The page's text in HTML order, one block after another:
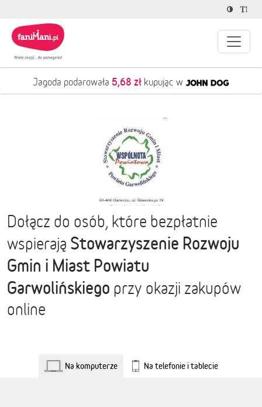
Jagoda podarowała 5,68 zł kupując w
Dołącz do osób, które bezpłatnie
wspierają Stowarzyszenie Rozwoju
Gmin i Miast Powiatu
Garwolińskiego przy okazji zakupów
online
Na komputerze Na telefonie i tablecie